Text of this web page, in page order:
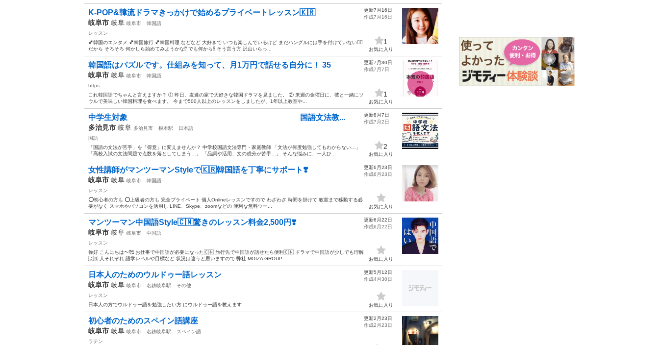
K-POP&韓流ドラマきっかけで始めるプライベートレッスン🇰🇷
岐阜市 岐阜 岐阜市
韓国語
レッスン
💕韓国のエンタメ 💕韓国旅行 💕韓国料理 などなど 大好きで いつも楽しんでいるけど まだハングルには手を付けていない🙋‍♀️
だから そろそろ 何かしら始めてみようかな⁉️ でも何から⁉️ そう言う方 沢山いらっ...
更新7月16日
作成7月16日
1
お気に入り
韓国語はパズルです。仕組みを知って、月1万円で話せる自分に！ 35
岐阜市 岐阜 岐阜市
韓国語
https
これ韓国語でちゃんと言えますか？ ① 昨日、友達の家で大好きな韓国ドラマを見ました。 ② 来週の金曜日に、彼と一緒にソ
ウルで美味しい韓国料理を食べます。 今まで500人以上のレッスンをしましたが、1年以上教室や...
更新7月30日
作成7月7日
1
お気に入り
中学生対象 国語文法教...
多治見市 岐阜 多治見市 根本駅
日本語
国語
「国語の文法が苦手」を「得意」に変えませんか？ 中学校国語文法専門・家庭教師 「文法が何度勉強してもわからない…」
「高校入試の文法問題で点数を落としてしまう…」 「品詞や活用、文の成分が苦手…」 そんな悩みに、一人ひ...
更新8月7日
作成7月2日
2
お気に入り
女性講師がマンツーマンStyleで🇰🇷韓国語を丁寧にサポート❣️
岐阜市 岐阜 岐阜市
韓国語
レッスン
⭕️初心者の方も ⭕️上級者の方も 完全プライベート 個人Onlineレッスンですので わざわざ 時間を掛けて 教室まで移動する必
要がなく スマホやパソコンを活用し LINE、Skype、zoomなどの 便利な無料ツー...
更新6月23日
作成6月23日
お気に入り
マンツーマン中国語Style🇨🇳驚きのレッスン料金2,500円❣️
岐阜市 岐阜 岐阜市
中国語
レッスン
你好 こんにちは〜🥰 お仕事で中国語が必要になった🇨🇳 旅行先で中国語が話せたら便利🇨🇳 ドラマで中国語が少しでも理解
🇨🇳 人それぞれ 語学レベルや目標など 状況は違うと思いますので 弊社 MOIZA GROUP ...
更新6月22日
作成6月22日
お気に入り
日本人のためのウルドゥー語レッスン
岐阜市 岐阜 岐阜市 名鉄岐阜駅
その他
レッスン
日本人の方でウルドゥー語を勉強したい方 にウルドゥー語を教えます
更新5月12日
作成4月30日
お気に入り
初心者のためのスペイン語講座
岐阜市 岐阜 岐阜市 名鉄岐阜駅
スペイン語
ラテン
更新2月23日
作成2月23日